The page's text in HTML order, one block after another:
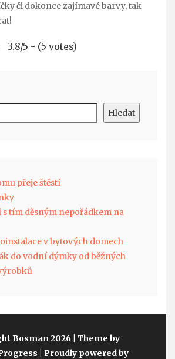
či dokonce zajímavé barvy, tak
3.8/5 - (5 votes)
Hledat
přeje štěstí
s tím děsným nepořádkem na
v bytových domech
do vodní dýmky od běžných
Bosman 2026
| Theme by
| Proudly powered by